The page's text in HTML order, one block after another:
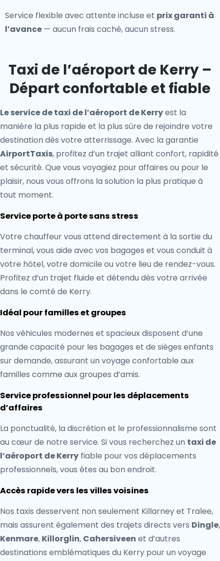
Service flexible avec attente incluse et prix garanti à
l’avance — aucun frais caché, aucun stress.
Taxi de l’aéroport de Kerry –
Départ confortable et fiable
Le service de taxi de l’aéroport de Kerryest la
manière la plus rapide et la plus sûre de rejoindre votre
destination dès votre atterrissage. Avec la garantie
AirportTaxis, profitez d’un trajet alliant confort, rapidité
et sécurité. Que vous voyagiez pour affaires ou pour le
plaisir, nous vous offrons la solution la plus pratique à
tout moment.
Service porte à porte sans stress
Votre chauffeur vous attend directement à la sortie du
terminal, vous aide avec vos bagages et vous conduit à
votre hôtel, votre domicile ou votre lieu de rendez-vous.
Profitez d’un trajet fluide et détendu dès votre arrivée
dans le comté de Kerry.
Idéal pour familles et groupes
Nos véhicules modernes et spacieux disposent d’une
grande capacité pour les bagages et de sièges enfants
sur demande, assurant un voyage confortable aux
familles comme aux groupes d’amis.
Service professionnel pour les déplacements
d’affaires
La ponctualité, la discrétion et le professionnalisme sont
au cœur de notre service. Si vous recherchez un taxi de
l’aéroport de Kerry fiable pour vos déplacements
professionnels, vous êtes au bon endroit.
Accès rapide vers les villes voisines
Nos taxis desservent non seulement Killarney et Tralee,
mais assurent également des trajets directs vers Dingle,
Kenmare, Killorglin, Cahersiveen et d’autres
destinations emblématiques du Kerry pour un voyage